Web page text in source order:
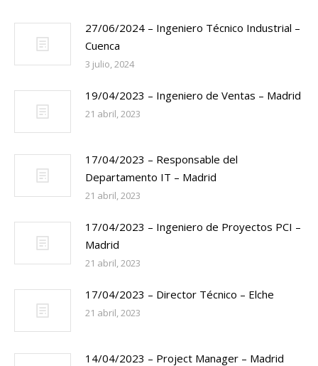
27/06/2024 – Ingeniero Técnico Industrial –
Cuenca
3 julio, 2024
19/04/2023 – Ingeniero de Ventas – Madrid
21 abril, 2023
17/04/2023 – Responsable del
Departamento IT – Madrid
21 abril, 2023
17/04/2023 – Ingeniero de Proyectos PCI –
Madrid
21 abril, 2023
17/04/2023 – Director Técnico – Elche
21 abril, 2023
14/04/2023 – Project Manager – Madrid